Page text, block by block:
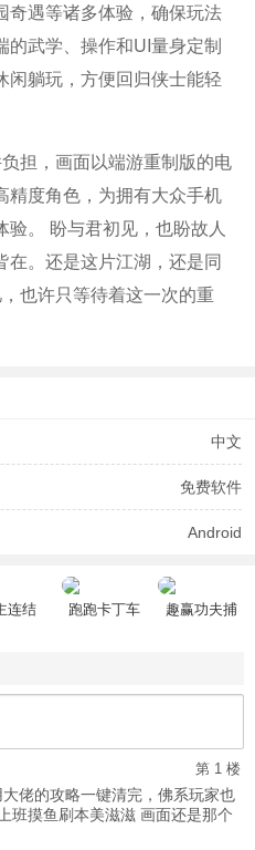
奇遇等诸多体验，确保玩法
的武学、操作和UI量身定制
闲躺玩，方便回归侠士能轻
担，画面以端游重制版的电
精度角色，为拥有大众手机
。 盼与君初见，也盼故人
在。还是这片江湖，还是同
也许只等待着这一次的重
中文
免费软件
Android
连结 跑跑卡丁车
趣赢功夫捕
第 1 楼
佬的攻略一键清完，佛系玩家也
班摸鱼刷本美滋滋 画面还是那个